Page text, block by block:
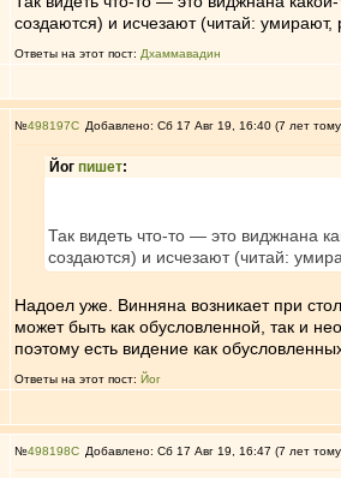
создаются) и исчезают (читай:
Ответы на этот пост: Дхаммавадин
№498197 Добавлено: Сб 17 Авг 19, 16:40 (7 лет
Йог пишет:
Так видеть что-то — это виджнана
создаются) и исчезают (читай:
Надоел уже. Винняна возникает при
может быть как обусловленной, так и
поэтому есть видение как
Ответы на этот пост: Йог
№498198 Добавлено: Сб 17 Авг 19, 16:47 (7 лет